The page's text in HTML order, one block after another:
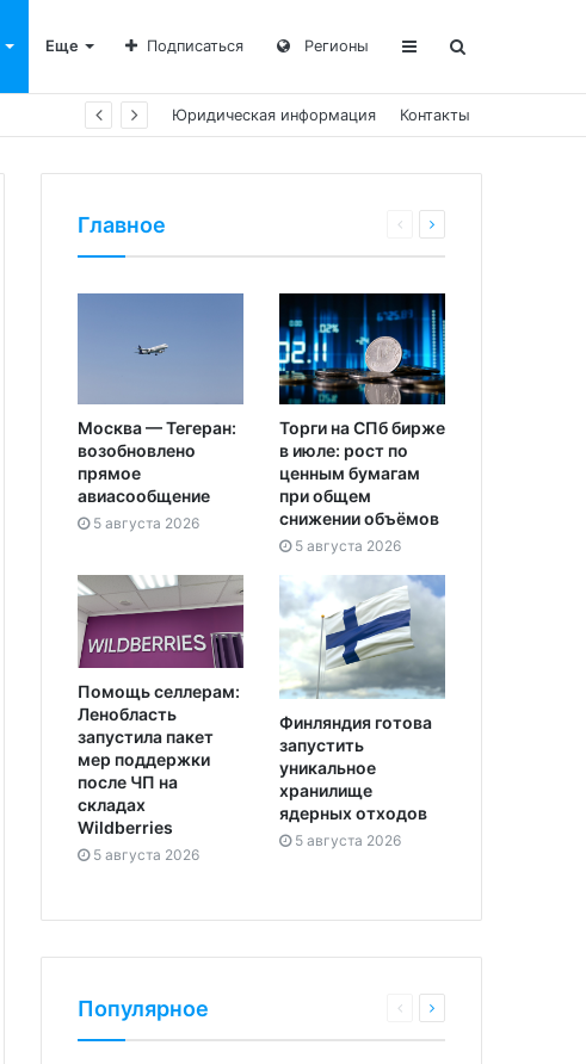
Еще Подписаться Регионы
Юридическая информация Контакты
Главное
Москва — Тегеран:
возобновлено
прямое
авиасообщение
5 августа 2026
Торги на СПб бирже
в июле: рост по
ценным бумагам
при общем
снижении объёмов
5 августа 2026
Помощь селлерам:
Ленобласть
запустила пакет
мер поддержки
после ЧП на
складах
Wildberries
5 августа 2026
Финляндия готова
запустить
уникальное
хранилище
ядерных отходов
5 августа 2026
Популярное